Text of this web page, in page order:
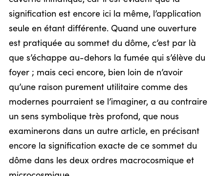
signification est encore ici la même, l’application
seule en étant différente. Quand une ouverture
est pratiquée au sommet du dôme, c’est par là
que s’échappe au-dehors la fumée qui s’élève du
foyer ; mais ceci encore, bien loin de n’avoir
qu’une raison purement utilitaire comme des
modernes pourraient se l’imaginer, a au contraire
un sens symbolique très profond, que nous
examinerons dans un autre article, en précisant
encore la signification exacte de ce sommet du
dôme dans les deux ordres macrocosmique et